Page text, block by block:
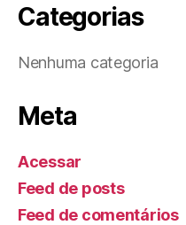
Categorias
Nenhuma categoria
Meta
Acessar
Feed de posts
Feed de comentários